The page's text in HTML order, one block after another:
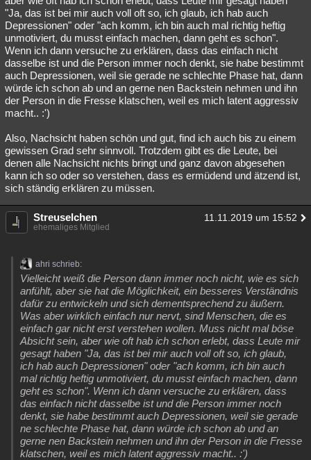
"Ja, das ist bei mir auch voll oft so, ich glaub, ich hab auch
Depressionen" oder "ach komm, ich bin auch mal richtig heftig
unmotiviert, du musst einfach machen, dann geht es schon".
Wenn ich dann versuche zu erklären, dass das einfach nicht
dasselbe ist und die Person immer noch denkt, sie habe bestimmt
auch Depressionen, weil sie gerade ne schlechte Phase hat, dann
würde ich schon ab und an gerne nen Backstein nehmen und ihn
der Person in die Fresse klatschen, weil es mich latent aggressiv
macht.. :')
Also, Nachsicht haben schön und gut, find ich auch bis zu einem
gewissen Grad sehr sinnvoll. Trotzdem gibt es die Leute, bei
denen alle Nachsicht nichts bringt und ganz davon abgesehen
kann ich so oder so verstehen, dass es ermüdend und ätzend ist,
sich ständig erklären zu müssen.
Streuselchen 11.11.2019 um 15:52
ehemaliges Mitglied
ahri schrieb:
Vielleicht weiß die Person dann immer noch nicht, wie es sich
anfühlt, aber sie hat die Möglichkeit, ein besseres Verständnis
dafür zu entwickeln und sich dementsprechend zu äußern.
Was aber wirklich einfach nur nervt, sind Menschen, die es
einfach gar nicht erst verstehen wollen. Muss nicht mal böse
Absicht sein, aber wie oft hab ich schon erlebt, dass Leute mir
gesagt haben "Ja, das ist bei mir auch voll oft so, ich glaub,
ich hab auch Depressionen" oder "ach komm, ich bin auch
mal richtig heftig unmotiviert, du musst einfach machen, dann
geht es schon". Wenn ich dann versuche zu erklären, dass
das einfach nicht dasselbe ist und die Person immer noch
denkt, sie habe bestimmt auch Depressionen, weil sie gerade
ne schlechte Phase hat, dann würde ich schon ab und an
gerne nen Backstein nehmen und ihn der Person in die Fresse
klatschen, weil es mich latent aggressiv macht.. :')